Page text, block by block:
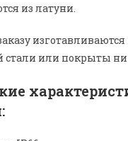
из латуни.
изготавливаются
или покрыты